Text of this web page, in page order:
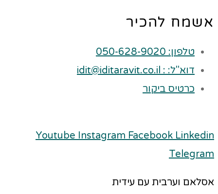
אשמח להכיר
טלפון: 050-628-9020
דוא"ל: : idit@iditaravit.co.il
כרטיס ביקור
Youtube Instagram Facebook Linkedin
Telegram
אסלאם וערבית עם עידית